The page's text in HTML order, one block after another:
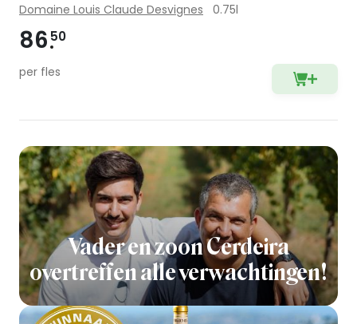
Vader en zoon Cerdeira
overtreffen alle verwachtingen!
Domaine Louis Claude Desvignes 0.75l
86 50
per fles